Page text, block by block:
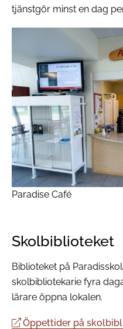
tjänstgör minst en dag
Paradise Café
Skolbiblioteket
Biblioteket på
skolbibliotekarie fyra
lärare öppna lokalen.
Öppettider på